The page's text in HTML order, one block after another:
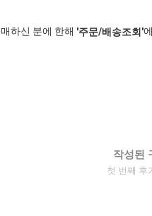
하신 분에 한해 '주문/배송조회'
작성된
첫 번째 후